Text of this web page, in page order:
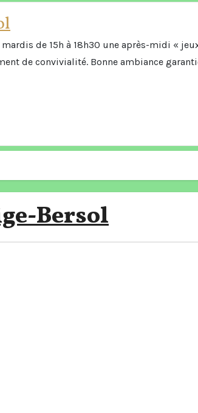
de 15h à 18h30 une après-midi «
de convivialité. Bonne ambiance
Bersol